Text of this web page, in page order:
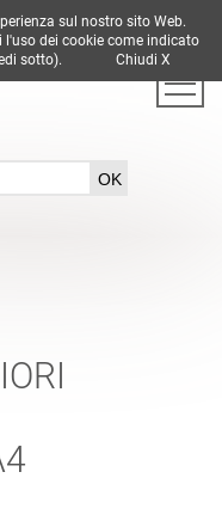
DE EN ES FR IT
sul nostro sito Web.
dei cookie come indicato
(vedi sotto). Chiudi X